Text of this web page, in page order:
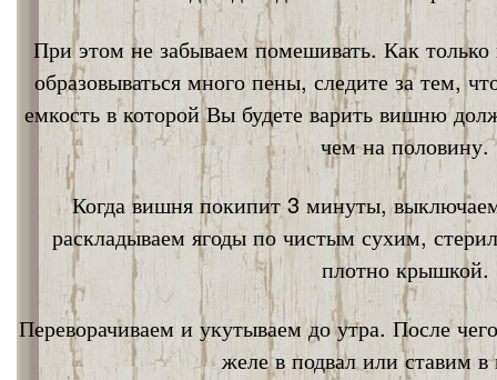
При этом не забываем помешивать. Как
образовываться много пены, следите за тем,
емкость в которой Вы будете варить вишню
чем на половину.
Когда вишня покипит 3 минуты,
раскладываем ягоды по чистым сухим,
плотно крышкой.
Переворачиваем и укутываем до утра. После
желе в подвал или ставим в